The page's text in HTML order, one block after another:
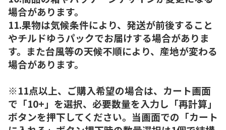
場合があります。
11.果物は気候条件により、発送が前後すること
やチルドゆうパックでお届けする場合がありま
す。また台風等の天候不順により、産地が変わる
場合があります。
※11点以上、ご購入希望の場合は、カート画面
で「10+」を選択、必要数量を入力し「再計算」
ボタンを押下してください。当画面での「カート